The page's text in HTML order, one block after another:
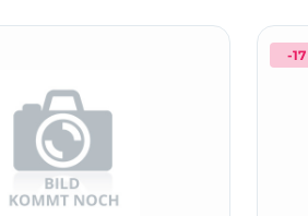
-